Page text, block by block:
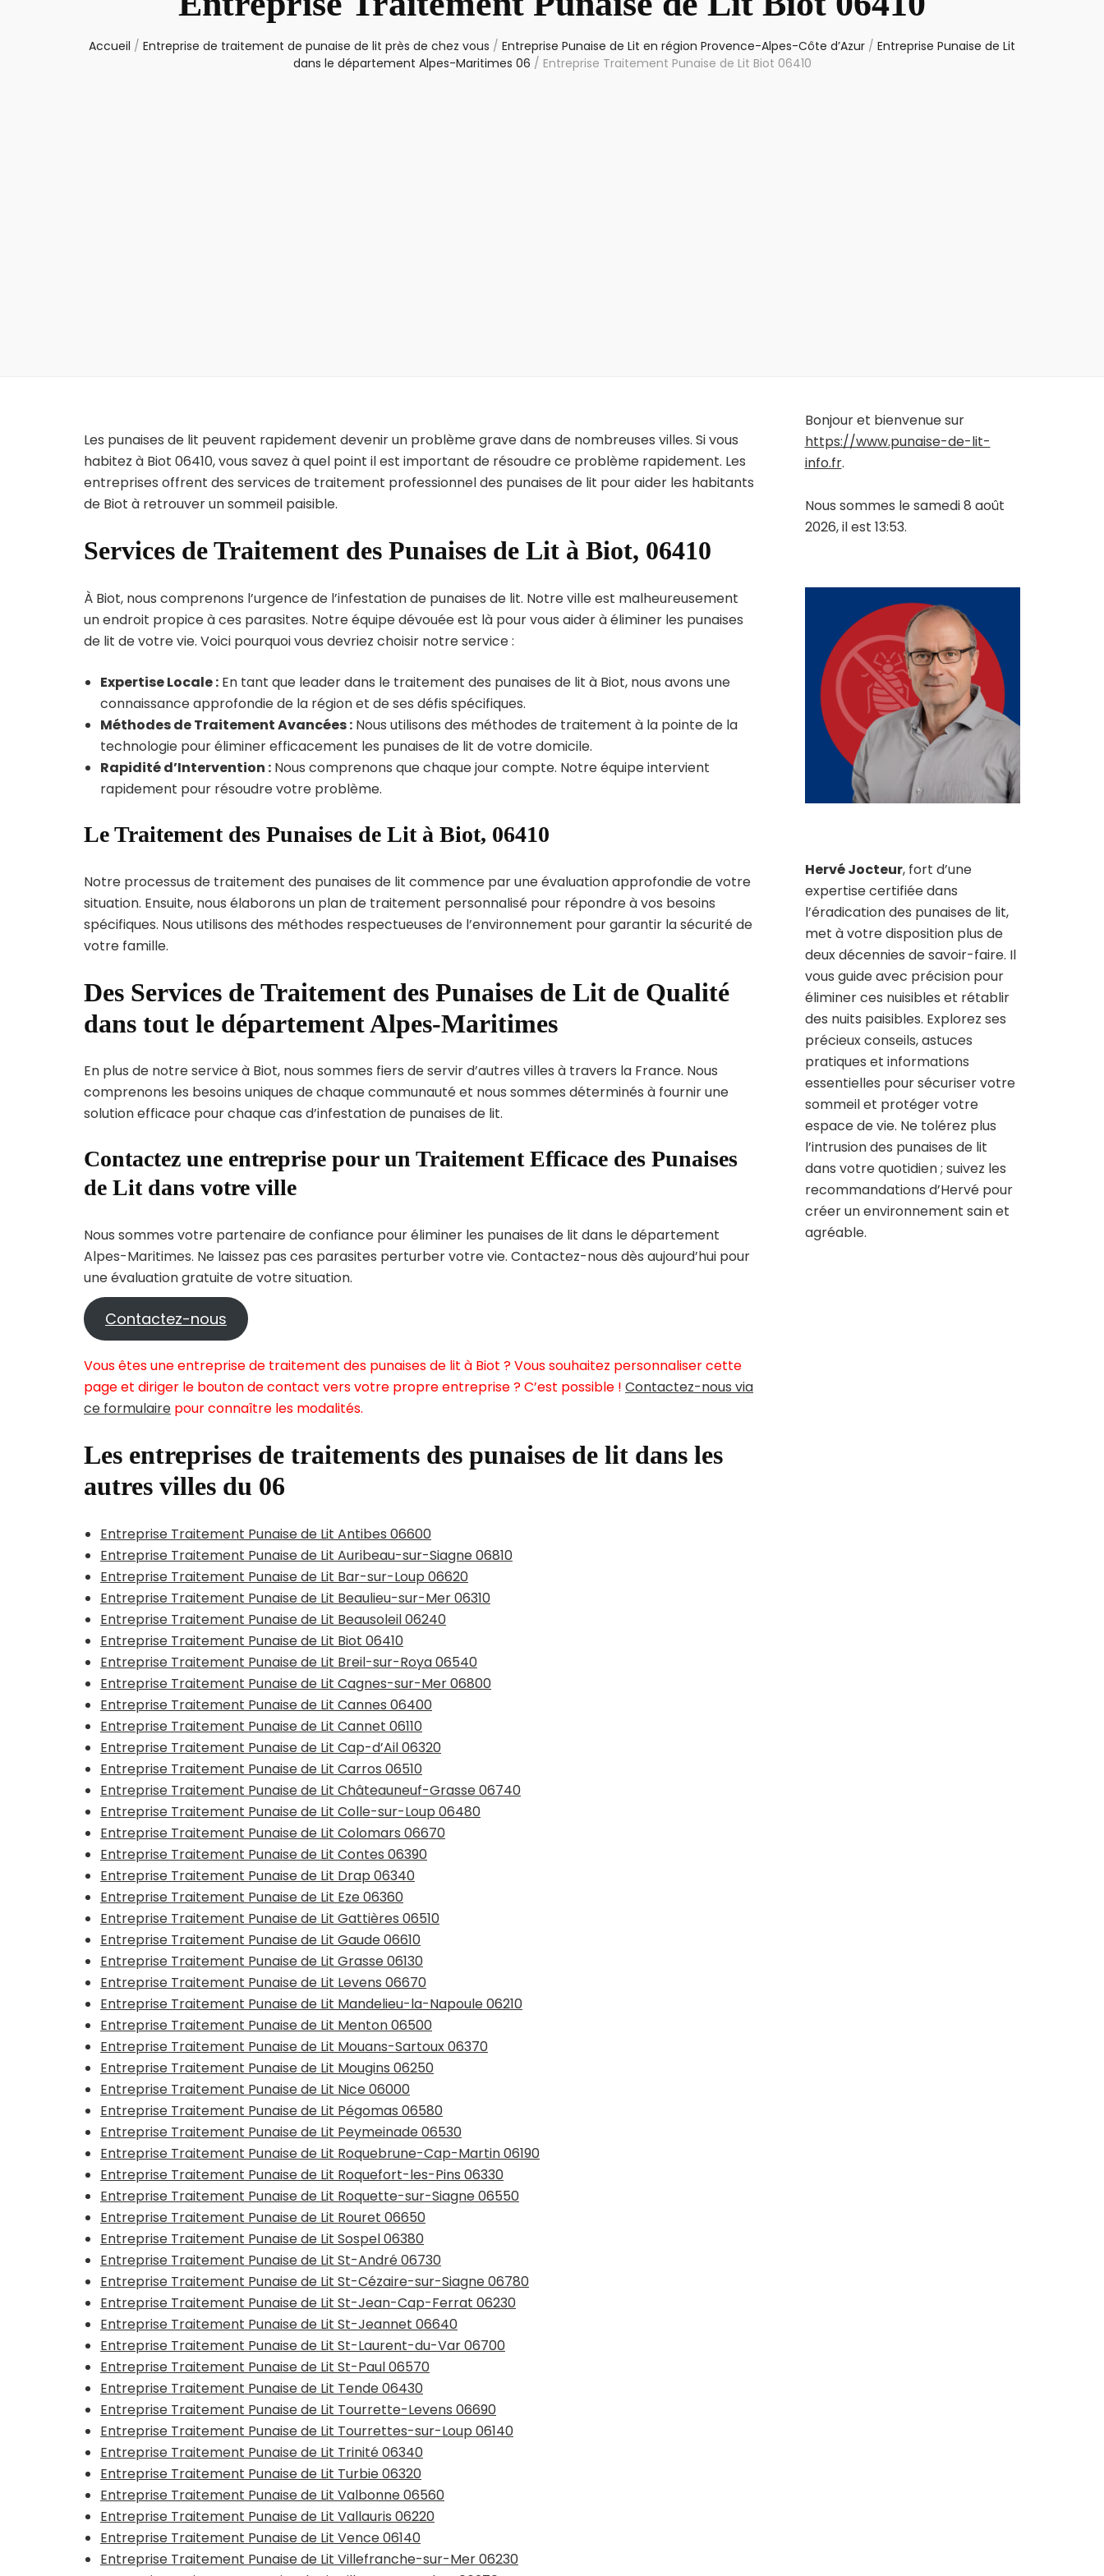
Accueil / Entreprise de traitement de punaise de lit près de chez vous / Entreprise Punaise de Lit en région Provence-Alpes-Côte d’Azur / Entreprise Punaise de Lit
dans le département Alpes-Maritimes 06 / Entreprise Traitement Punaise de Lit Biot 06410
Les punaises de lit peuvent rapidement devenir un problème grave dans de nombreuses villes. Si vous
habitez à Biot 06410, vous savez à quel point il est important de résoudre ce problème rapidement. Les
entreprises offrent des services de traitement professionnel des punaises de lit pour aider les habitants
de Biot à retrouver un sommeil paisible.
Services de Traitement des Punaises de Lit à Biot, 06410
À Biot, nous comprenons l’urgence de l’infestation de punaises de lit. Notre ville est malheureusement
un endroit propice à ces parasites. Notre équipe dévouée est là pour vous aider à éliminer les punaises
de lit de votre vie. Voici pourquoi vous devriez choisir notre service :
Expertise Locale : En tant que leader dans le traitement des punaises de lit à Biot, nous avons une
connaissance approfondie de la région et de ses défis spécifiques.
Méthodes de Traitement Avancées : Nous utilisons des méthodes de traitement à la pointe de la
technologie pour éliminer efficacement les punaises de lit de votre domicile.
Rapidité d’Intervention : Nous comprenons que chaque jour compte. Notre équipe intervient
rapidement pour résoudre votre problème.
Le Traitement des Punaises de Lit à Biot, 06410
Notre processus de traitement des punaises de lit commence par une évaluation approfondie de votre
situation. Ensuite, nous élaborons un plan de traitement personnalisé pour répondre à vos besoins
spécifiques. Nous utilisons des méthodes respectueuses de l’environnement pour garantir la sécurité de
votre famille.
Des Services de Traitement des Punaises de Lit de Qualité
dans tout le département Alpes-Maritimes
En plus de notre service à Biot, nous sommes fiers de servir d’autres villes à travers la France. Nous
comprenons les besoins uniques de chaque communauté et nous sommes déterminés à fournir une
solution efficace pour chaque cas d’infestation de punaises de lit.
Contactez une entreprise pour un Traitement Efficace des Punaises
de Lit dans votre ville
Nous sommes votre partenaire de confiance pour éliminer les punaises de lit dans le département
Alpes-Maritimes. Ne laissez pas ces parasites perturber votre vie. Contactez-nous dès aujourd’hui pour
une évaluation gratuite de votre situation.
Contactez-nous
Vous êtes une entreprise de traitement des punaises de lit à Biot ? Vous souhaitez personnaliser cette
page et diriger le bouton de contact vers votre propre entreprise ? C’est possible ! Contactez-nous via
ce formulaire pour connaître les modalités.
Les entreprises de traitements des punaises de lit dans les
autres villes du 06
Entreprise Traitement Punaise de Lit Antibes 06600
Entreprise Traitement Punaise de Lit Auribeau-sur-Siagne 06810
Entreprise Traitement Punaise de Lit Bar-sur-Loup 06620
Entreprise Traitement Punaise de Lit Beaulieu-sur-Mer 06310
Entreprise Traitement Punaise de Lit Beausoleil 06240
Entreprise Traitement Punaise de Lit Biot 06410
Entreprise Traitement Punaise de Lit Breil-sur-Roya 06540
Entreprise Traitement Punaise de Lit Cagnes-sur-Mer 06800
Entreprise Traitement Punaise de Lit Cannes 06400
Entreprise Traitement Punaise de Lit Cannet 06110
Entreprise Traitement Punaise de Lit Cap-d’Ail 06320
Entreprise Traitement Punaise de Lit Carros 06510
Entreprise Traitement Punaise de Lit Châteauneuf-Grasse 06740
Entreprise Traitement Punaise de Lit Colle-sur-Loup 06480
Entreprise Traitement Punaise de Lit Colomars 06670
Entreprise Traitement Punaise de Lit Contes 06390
Entreprise Traitement Punaise de Lit Drap 06340
Entreprise Traitement Punaise de Lit Eze 06360
Entreprise Traitement Punaise de Lit Gattières 06510
Entreprise Traitement Punaise de Lit Gaude 06610
Entreprise Traitement Punaise de Lit Grasse 06130
Entreprise Traitement Punaise de Lit Levens 06670
Entreprise Traitement Punaise de Lit Mandelieu-la-Napoule 06210
Entreprise Traitement Punaise de Lit Menton 06500
Entreprise Traitement Punaise de Lit Mouans-Sartoux 06370
Entreprise Traitement Punaise de Lit Mougins 06250
Entreprise Traitement Punaise de Lit Nice 06000
Entreprise Traitement Punaise de Lit Pégomas 06580
Entreprise Traitement Punaise de Lit Peymeinade 06530
Entreprise Traitement Punaise de Lit Roquebrune-Cap-Martin 06190
Entreprise Traitement Punaise de Lit Roquefort-les-Pins 06330
Entreprise Traitement Punaise de Lit Roquette-sur-Siagne 06550
Entreprise Traitement Punaise de Lit Rouret 06650
Entreprise Traitement Punaise de Lit Sospel 06380
Entreprise Traitement Punaise de Lit St-André 06730
Entreprise Traitement Punaise de Lit St-Cézaire-sur-Siagne 06780
Entreprise Traitement Punaise de Lit St-Jean-Cap-Ferrat 06230
Entreprise Traitement Punaise de Lit St-Jeannet 06640
Entreprise Traitement Punaise de Lit St-Laurent-du-Var 06700
Entreprise Traitement Punaise de Lit St-Paul 06570
Entreprise Traitement Punaise de Lit Tende 06430
Entreprise Traitement Punaise de Lit Tourrette-Levens 06690
Entreprise Traitement Punaise de Lit Tourrettes-sur-Loup 06140
Entreprise Traitement Punaise de Lit Trinité 06340
Entreprise Traitement Punaise de Lit Turbie 06320
Entreprise Traitement Punaise de Lit Valbonne 06560
Entreprise Traitement Punaise de Lit Vallauris 06220
Entreprise Traitement Punaise de Lit Vence 06140
Entreprise Traitement Punaise de Lit Villefranche-sur-Mer 06230
Bonjour et bienvenue sur
https://www.punaise-de-lit-
info.fr.
Nous sommes le samedi 8 août
2026, il est 13:53.
Hervé Jocteur, fort d’une
expertise certifiée dans
l’éradication des punaises de lit,
met à votre disposition plus de
deux décennies de savoir-faire. Il
vous guide avec précision pour
éliminer ces nuisibles et rétablir
des nuits paisibles. Explorez ses
précieux conseils, astuces
pratiques et informations
essentielles pour sécuriser votre
sommeil et protéger votre
espace de vie. Ne tolérez plus
l’intrusion des punaises de lit
dans votre quotidien ; suivez les
recommandations d’Hervé pour
créer un environnement sain et
agréable.